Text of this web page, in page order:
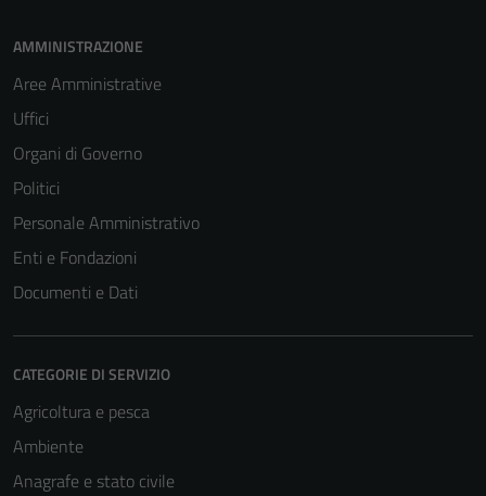
AMMINISTRAZIONE
Aree Amministrative
Uffici
Organi di Governo
Politici
Personale Amministrativo
Enti e Fondazioni
Documenti e Dati
CATEGORIE DI SERVIZIO
Agricoltura e pesca
Ambiente
Anagrafe e stato civile